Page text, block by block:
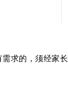
需求的，须经家